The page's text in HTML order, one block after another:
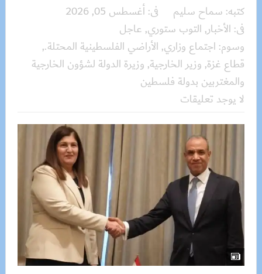
كتبه: سماح سليم فى:أغسطس 05, 2026
فى: الأخبار, التوب ستوري, عاجل
وسوم: اجتماع وزاري, الأراضي الفلسطينية المحتلة.,
قطاع غزة, وزير الخارجية, وزيرة الدولة لشؤون الخارجية
والمغتربين بدولة فلسطين
لا يوجد تعليقات